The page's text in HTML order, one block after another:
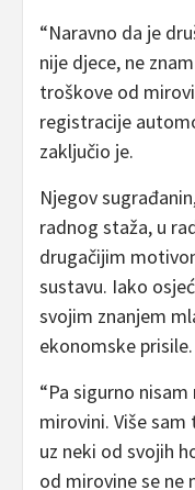
“Naravno da je
nije djece, ne
troškove od
registracije
zaključio je.
Njegov
radnog staža, u
drugačijim
sustavu. Iako
svojim znanjem
ekonomske prisile.
“Pa sigurno
mirovini. Više
uz neki od svojih
od mirovine se ne